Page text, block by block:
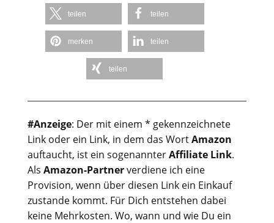
teilen teilen
merken teilen
teilen
#Anzeige: Der mit einem * gekennzeichnete
Link oder ein Link, in dem das WortAmazon
auftaucht, ist ein sogenannterAffiliate Link.
Als Amazon-Partnerverdiene ich eine
Provision, wenn über diesen Link ein Einkauf
zustande kommt. Für Dich entstehen dabei
keine Mehrkosten. Wo, wann und wie Du ein